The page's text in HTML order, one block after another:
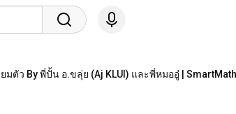
มตัว By พี่ปั้น อ.ขลุ่ย (Aj KLUI) และพี่หมออู๋ |